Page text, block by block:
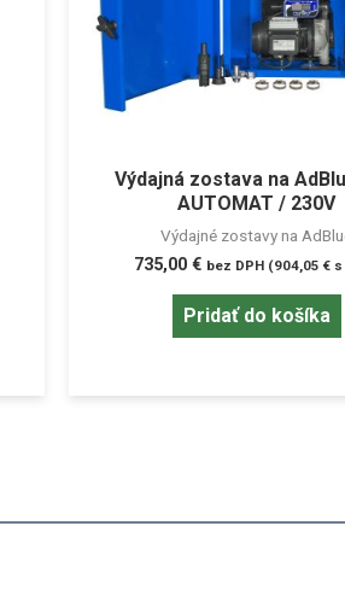
Výdajná zostava na
AUTOMAT / 230V
Výdajné zostavy na
735,00 € bez DPH (904,05 €s
Pridať do košíka